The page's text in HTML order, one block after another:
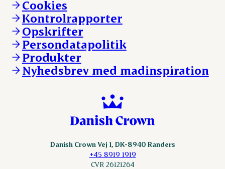
Vores resultater
Vores lokationer
Kontakt
Danishcrownprofessional.com
DAT-Schaub.com
ESS-FOOD.com
Fonden Dansk Gastronomi
KLS.se
nordicspoor.com
Scanhide.dk
Cookies
Kontrolrapporter
Opskrifter
Persondatapolitik
Produkter
Nyhedsbrev med madinspiration
Danish Crown Vej 1, DK-8940 Randers
+45 8919 1919
CVR 26121264